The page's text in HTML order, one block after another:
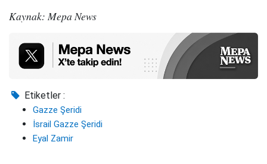
Kaynak: Mepa News
Etiketler :
Gazze Şeridi
İsrail Gazze Şeridi
Eyal Zamir